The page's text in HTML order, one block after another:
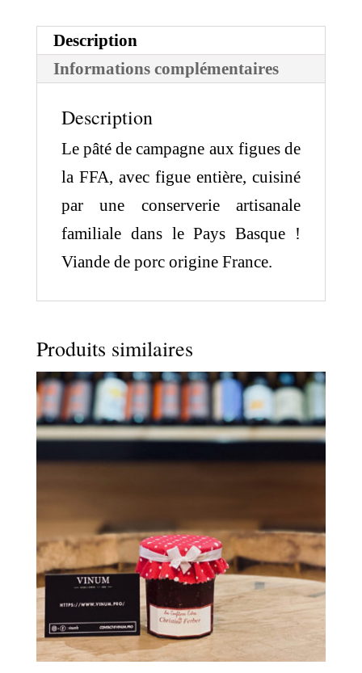
Description
Informations complémentaires
Description
Le pâté de campagne aux figues de
la FFA, avec figue entière, cuisiné
par une conserverie artisanale
familiale dans le Pays Basque !
Viande de porc origine France.
Produits similaires